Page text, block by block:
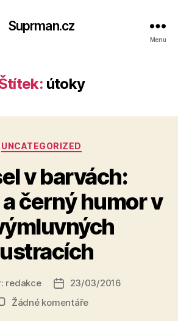
Suprman.cz
Menu
útoky
Rubriky
UNCATEGORIZED
v barvách:
černý humor v
redakce
Datum
příspěvku
23/03/2016
Žádné komentářeu